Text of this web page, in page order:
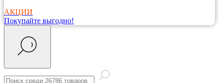
АКЦИИ
Покупайте выгодно!